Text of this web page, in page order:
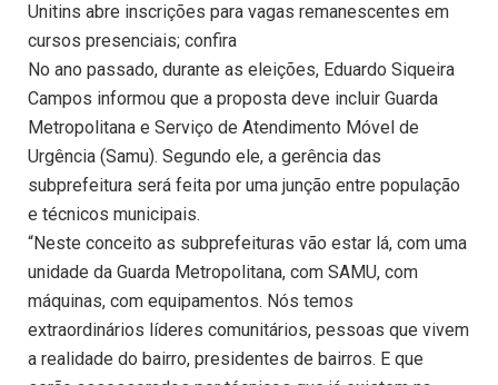
Unitins abre inscrições para vagas remanescentes em
cursos presenciais; confira
No ano passado, durante as eleições, Eduardo Siqueira
Campos informou que a proposta deve incluir Guarda
Metropolitana e Serviço de Atendimento Móvel de
Urgência (Samu). Segundo ele, a gerência das
subprefeitura será feita por uma junção entre população
e técnicos municipais.
“Neste conceito as subprefeituras vão estar lá, com uma
unidade da Guarda Metropolitana, com SAMU, com
máquinas, com equipamentos. Nós temos
extraordinários líderes comunitários, pessoas que vivem
a realidade do bairro, presidentes de bairros. E que